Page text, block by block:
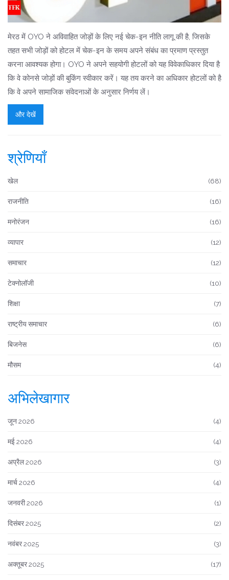
मेरठ में OYO ने अविवाहित जोड़ों के लिए नई चेक-इन नीति लागू की है, जिसके
तहत सभी जोड़ों को होटल में चेक-इन के समय अपने संबंध का प्रमाण प्रस्तुत
करना आवश्यक होगा। OYO ने अपने सहयोगी होटलों को यह विवेकाधिकार दिया है
कि वे कोनसे जोड़ों की बुकिंग स्वीकार करें। यह तय करने का अधिकार होटलों को है
कि वे अपने सामाजिक संवेदनाओं के अनुसार निर्णय लें।
और देखें
श्रेणियाँ
खेल (68)
राजनीति (16)
मनोरंजन (16)
व्यापार (12)
समाचार (12)
टेक्नोलॉजी (10)
शिक्षा (7)
राष्ट्रीय समाचार (6)
बिजनेस (6)
मौसम (4)
अभिलेखागार
जून 2026 (4)
मई 2026 (4)
अप्रैल 2026 (3)
मार्च 2026 (4)
जनवरी 2026 (1)
दिसंबर 2025 (2)
नवंबर 2025 (3)
अक्तूबर 2025 (17)